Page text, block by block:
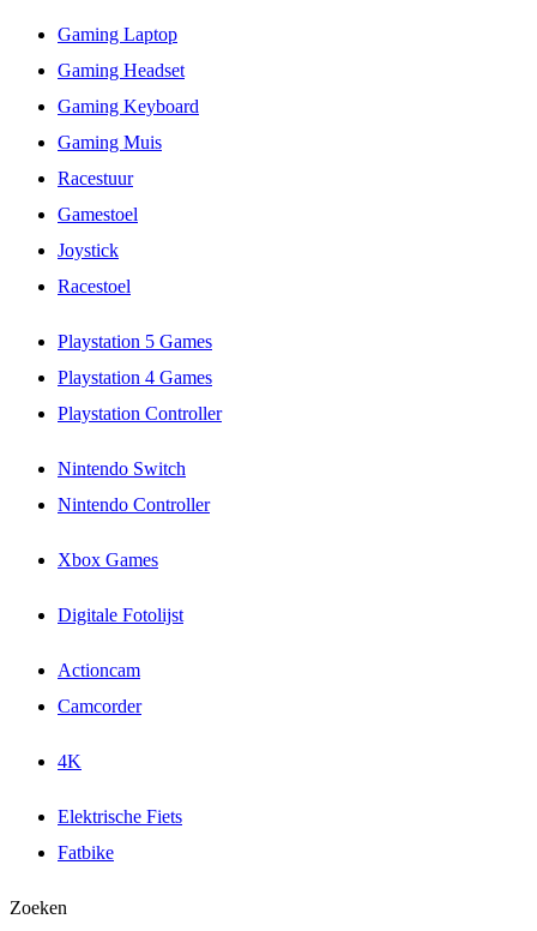
Gaming Laptop
Gaming Headset
Gaming Keyboard
Gaming Muis
Racestuur
Gamestoel
Joystick
Racestoel
Playstation 5 Games
Playstation 4 Games
Playstation Controller
Nintendo Switch
Nintendo Controller
Xbox Games
Digitale Fotolijst
Actioncam
Camcorder
4K
Elektrische Fiets
Fatbike
Zoeken